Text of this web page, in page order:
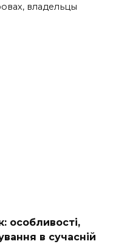
владельцы
особливості,
в сучасній